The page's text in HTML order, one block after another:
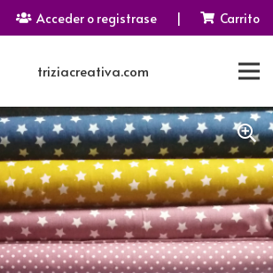
Acceder o registrase | Carrito
triziacreativa.com